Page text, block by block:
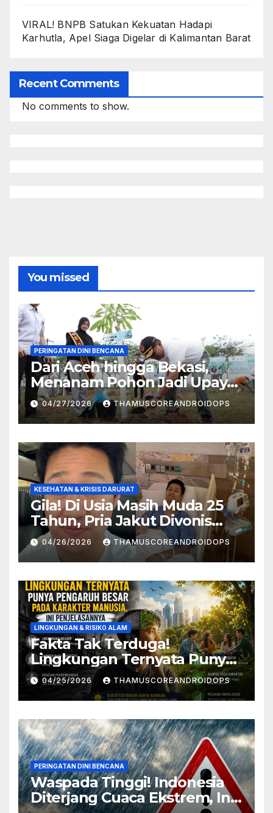
VIRAL! BNPB Satukan Kekuatan Hadapi
Karhutla, Apel Siaga Digelar di Kalimantan Barat
Recent Comments
No comments to show.
You missed
PERINGATAN DINI BENCANA
Dari Aceh hingga Bekasi,
Menanam Pohon Jadi Upaya
Redam Bencana Alam
04/27/2026 THAMUSCOREANDROIDOPS
KESEHATAN & KRISIS DARURAT
Gila! Di Usia Masih Muda 25
Tahun, Pria Jakut Divonis
Kanker Limfoma, Ini Dugaan
Penyebabnya
04/26/2026 THAMUSCOREANDROIDOPS
LINGKUNGAN & RISIKO ALAM
Fakta Tak Terduga!
Lingkungan Ternyata Punya
Pengaruh Besar Pada
Karakter Manusia, Ini
Penjelasannya
04/25/2026 THAMUSCOREANDROIDOPS
PERINGATAN DINI BENCANA
Waspada Tinggi! Indonesia
Diterjang Cuaca Ekstrem, Ini